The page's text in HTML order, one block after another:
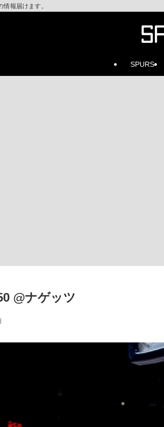
報届けます。
SPURS
@ナゲッツ